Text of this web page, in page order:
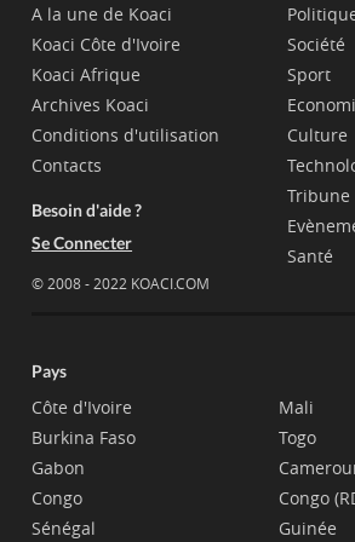
A la une de Koaci
Koaci Côte d'Ivoire
Koaci Afrique
Archives Koaci
Conditions d'utilisation
Contacts
Besoin d'aide ?
Se Connecter
© 2008 - 2022 KOACI.COM
Société
Sport
Culture
Tribune
Santé
Pays
Côte d'Ivoire
Burkina Faso
Gabon
Congo
Sénégal
Mali
Togo
Congo
Guinée